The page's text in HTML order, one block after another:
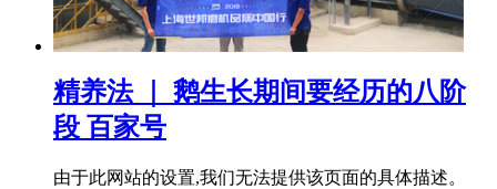
精养法 ｜ 鹅生长期间要经历的八阶
段 百家号
由于此网站的设置,我们无法提供该页面的具体描述。